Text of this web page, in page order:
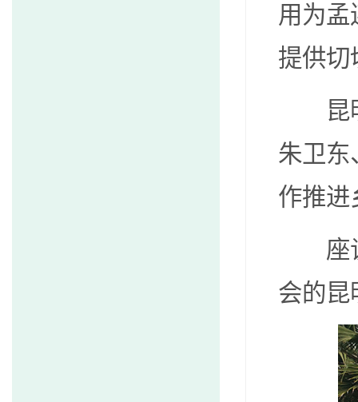
用为孟
提供
昆明
朱卫东
作推
座谈
会的